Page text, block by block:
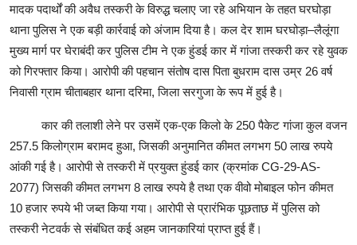
मादक पदार्थों की अवैध तस्करी के विरुद्ध चलाए जा रहे अभियान के तहत घरघोड़ा
थाना पुलिस ने एक बड़ी कार्रवाई को अंजाम दिया है। कल देर शाम घरघोड़ा–लैलूंगा
मुख्य मार्ग पर घेराबंदी कर पुलिस टीम ने एक हुंडई कार में गांजा तस्करी कर रहे युवक
को गिरफ्तार किया। आरोपी की पहचान संतोष दास पिता बुधराम दास उम्र 26 वर्ष
निवासी ग्राम चीताबहार थाना दरिमा, जिला सरगुजा के रूप में हुई है।
कार की तलाशी लेने पर उसमें एक-एक किलो के 250 पैकेट गांजा कुल वजन
257.5 किलोग्राम बरामद हुआ, जिसकी अनुमानित कीमत लगभग 50 लाख रुपये
आंकी गई है। आरोपी से तस्करी में प्रयुक्त हुंडई कार (क्रमांक CG-29-AS-
2077) जिसकी कीमत लगभग 8 लाख रुपये है तथा एक वीवो मोबाइल फोन कीमत
10 हजार रुपये भी जब्त किया गया। आरोपी से प्रारंभिक पूछताछ में पुलिस को
तस्करी नेटवर्क से संबंधित कई अहम जानकारियां प्राप्त हुई हैं।